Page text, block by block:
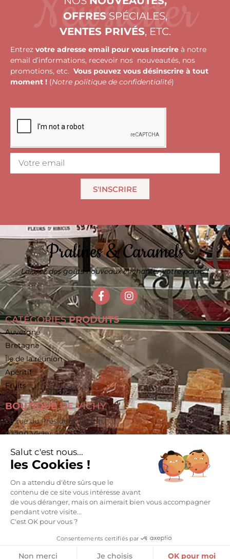
OFFRESSPÉCIALES,
VENTES PRIVÉS, ETC.
Newsletter
Entrez votre adresse email pour vous inscrire à notre
email d’informations, recevoir nos nouveautés, nos
promotions, etc. Vous pouvez vous désinscrire à tout
moment ! (Notre politique de confidentialité)
S'INSCRIRE
Pralines & Caramels
Laissez des goûts nouveaux enchanter votre palais !
CATÉGORIESPRODUITS
Auvergne
Bretagne
Île de la réunion
Apéritif
Fruits
BOUTIQUEDE VICHY
28 rue du Président Wilson,
03200 Vichy
vichy@pralines-caramels.fr
06 60 82 85 89
La vente d’alcool est strictement interdite aux mineurs.
L’abus d’alcool est dangereux pour la santé. À consommer
avec modération.
Mentions légales
Salut c'est nous...
les Cookies !
On a attendu d'être sûrs que le
contenu de ce site vous intéresse avant
de vous déranger, mais on aimerait bien vous accompagner
pendant votre visite...
C'est OK pour vous ?
Consentements certifiés par
Non merci Je choisis OK pour moi